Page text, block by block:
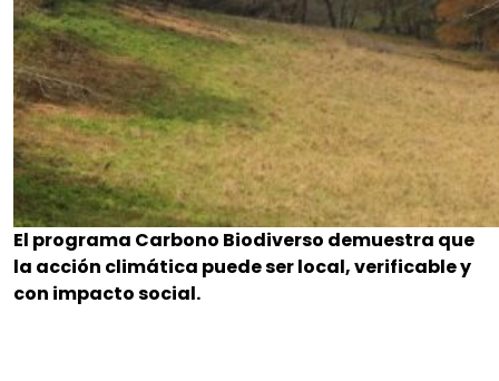
El programa Carbono Biodiverso demuestra que
la acción climática puede ser local, verificable y
con impacto social.